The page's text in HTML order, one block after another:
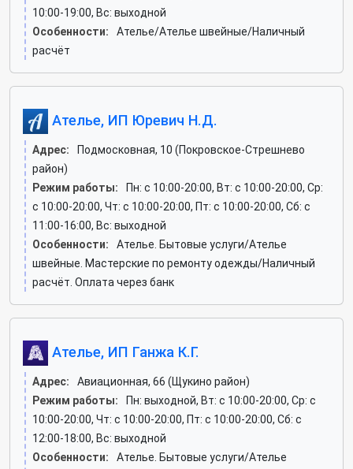
10:00-19:00, Вс: выходной
Особенности:
Ателье/Ателье швейные/Наличный
расчёт
Ателье, ИП Юревич Н.Д.
Адрес:
Подмосковная, 10 (Покровское-Стрешнево
район)
Режим работы:
Пн: c 10:00-20:00, Вт: c 10:00-20:00, Ср:
c 10:00-20:00, Чт: c 10:00-20:00, Пт: c 10:00-20:00, Сб: c
11:00-16:00, Вс: выходной
Особенности:
Ателье. Бытовые услуги/Ателье
швейные. Мастерские по ремонту одежды/Наличный
расчёт. Оплата через банк
Ателье, ИП Ганжа К.Г.
Адрес:
Авиационная, 66 (Щукино район)
Режим работы:
Пн: выходной, Вт: c 10:00-20:00, Ср: c
10:00-20:00, Чт: c 10:00-20:00, Пт: c 10:00-20:00, Сб: c
12:00-18:00, Вс: выходной
Особенности:
Ателье. Бытовые услуги/Ателье